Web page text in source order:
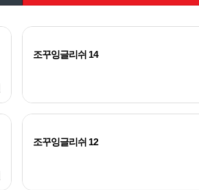
조꾸잉글리쉬 14
조꾸잉글리쉬 12